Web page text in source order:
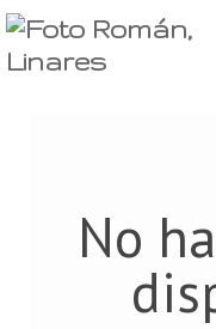
No